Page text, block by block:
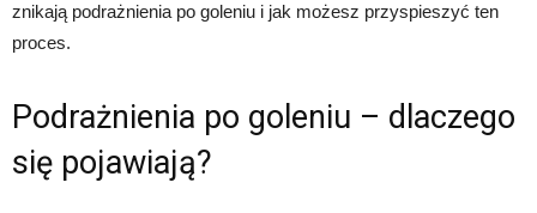
znikają podrażnienia po goleniu i jak możesz przyspieszyć ten
proces.
Podrażnienia po goleniu – dlaczego
się pojawiają?